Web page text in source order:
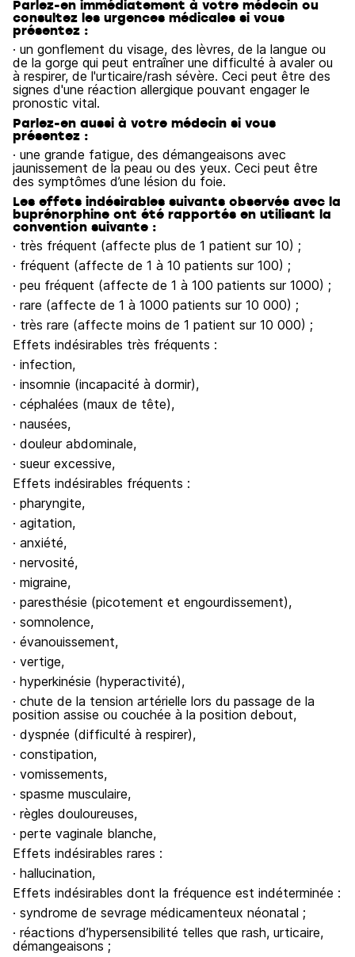
Parlez-en immédiatement à votre médecin ou
consultez les urgences médicales si vous
présentez :
· un gonflement du visage, des lèvres, de la langue ou
de la gorge qui peut entraîner une difficulté à avaler ou
à respirer, de l'urticaire/rash sévère. Ceci peut être des
signes d'une réaction allergique pouvant engager le
pronostic vital.
Parlez-en aussi à votre médecin si vous
présentez :
· une grande fatigue, des démangeaisons avec
jaunissement de la peau ou des yeux. Ceci peut être
des symptômes d’une lésion du foie.
Les effets indésirables suivants observés avec la
buprénorphine ont été rapportés en utilisant la
convention suivante :
· très fréquent (affecte plus de 1 patient sur 10) ;
· fréquent (affecte de 1 à 10 patients sur 100) ;
· peu fréquent (affecte de 1 à 100 patients sur 1000) ;
· rare (affecte de 1 à 1000 patients sur 10 000) ;
· très rare (affecte moins de 1 patient sur 10 000) ;
Effets indésirables très fréquents :
· infection,
· insomnie (incapacité à dormir),
· céphalées (maux de tête),
· nausées,
· douleur abdominale,
· sueur excessive,
Effets indésirables fréquents :
· pharyngite,
· agitation,
· anxiété,
· nervosité,
· migraine,
· paresthésie (picotement et engourdissement),
· somnolence,
· évanouissement,
· vertige,
· hyperkinésie (hyperactivité),
· chute de la tension artérielle lors du passage de la
position assise ou couchée à la position debout,
· dyspnée (difficulté à respirer),
· constipation,
· vomissements,
· spasme musculaire,
· règles douloureuses,
· perte vaginale blanche,
Effets indésirables rares :
· hallucination,
Effets indésirables dont la fréquence est indéterminée :
· syndrome de sevrage médicamenteux néonatal ;
· réactions d’hypersensibilité telles que rash, urticaire,
démangeaisons ;